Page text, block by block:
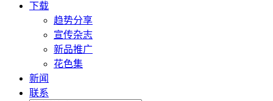
下载
趋势分享
宣传杂志
新品推广
花色集
新闻
联系